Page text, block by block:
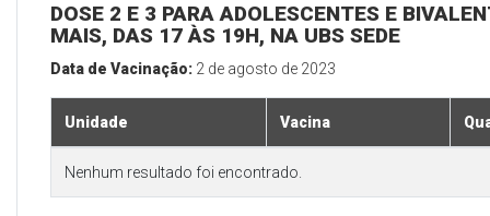
DOSE 2 E 3 PARA ADOLESCENTES E
MAIS, DAS 17 ÀS 19H, NA UBS SEDE
Data de Vacinação: 2 de agosto de 2023
Unidade Vacina
Nenhum resultado foi encontrado.